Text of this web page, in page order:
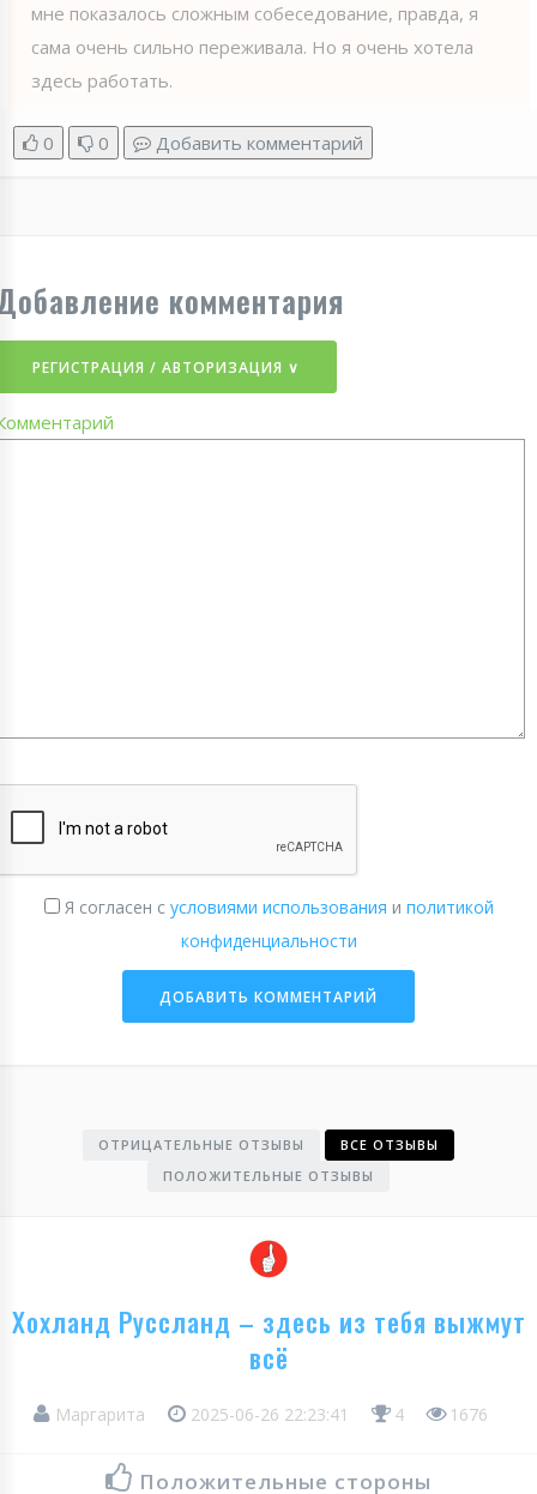
мне показалось сложным собеседование, правда, я
сама очень сильно переживала. Но я очень хотела
здесь работать.
0 0 Добавить комментарий
комментария
РЕГИСТРАЦИЯ / АВТОРИЗАЦИЯ ∨
Я согласен с условиями использования и политикой
конфиденциальности
ОТРИЦАТЕЛЬНЫЕ ОТЗЫВЫ
ВСЕ ОТЗЫВЫ
ПОЛОЖИТЕЛЬНЫЕ ОТЗЫВЫ
Хохланд Руссланд – здесь из тебя выжмут
всё
Маргарита 2025-06-26 22:23:41 4 1676
Положительные стороны